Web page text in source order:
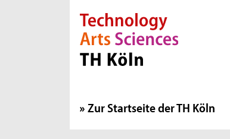
Direkt zur Hauptnavigation
Direkt zur Subnavigation
Direkt zum Inhalt
Direkt zum Fußbereich
Zur Startseite der TH Köln